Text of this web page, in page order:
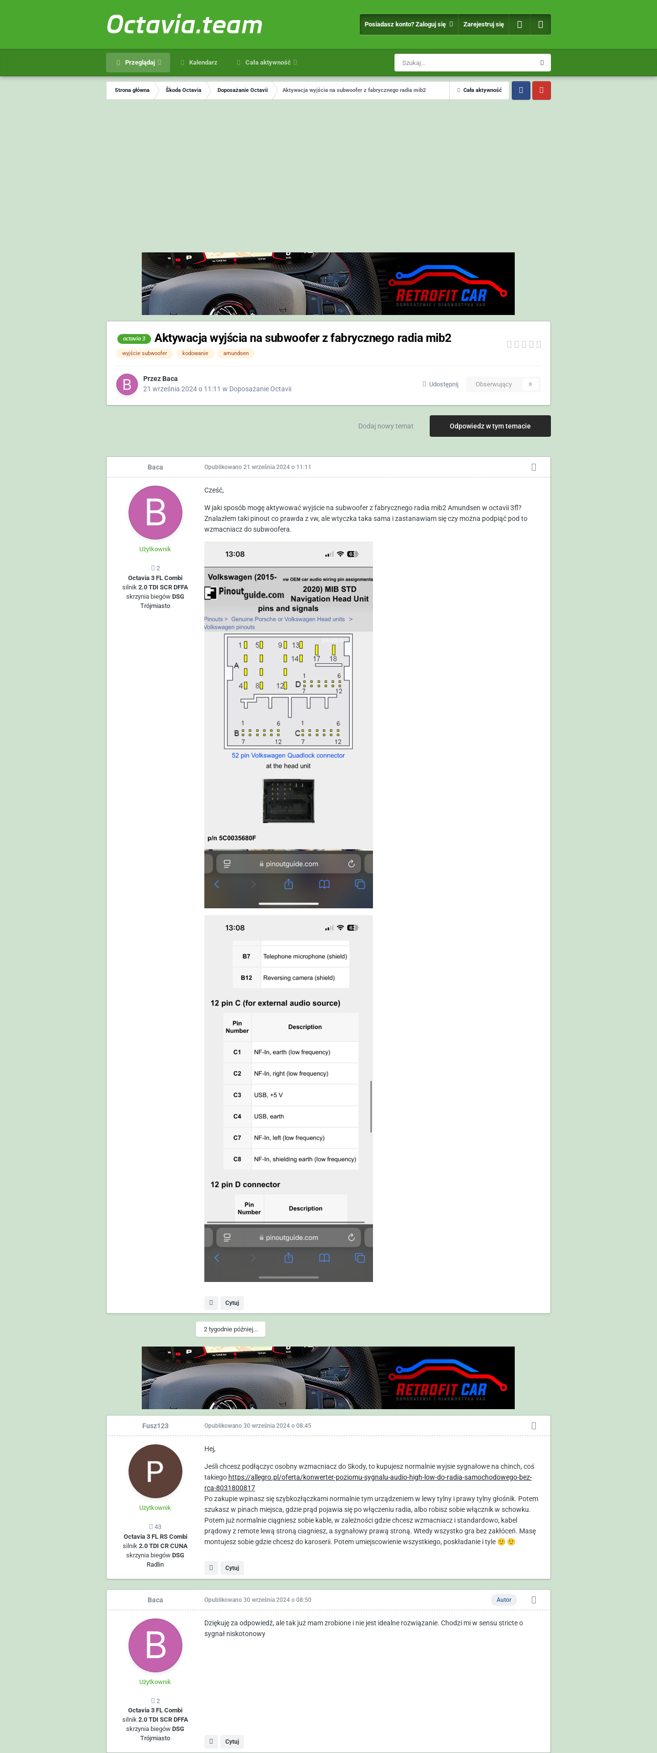
Octavia.team Posiadasz konto? Zaloguj się Zarejestruj się
Przeglądaj Kalendarz Cała aktywność
Cała aktywność
Strona główna Škoda Octavia Doposażanie Octavii Aktywacja wyjścia na subwoofer z fabrycznego radia mib2
octavia 3 Aktywacja wyjścia na subwoofer z fabrycznego radia mib2
wyjście subwoofer kodowanie amundsen
Przez Baca
21 września 2024 o 11:11 w Doposażanie Octavii
Udostępnij Obserwujący 0
Odpowiedz w tym temacie
Dodaj nowy temat
Baca
Użytkownik
2
Octavia 3 FL Combi
silnik2.0 TDI SCR DFFA
skrzynia biegówDSG
Trójmiasto
Opublikowano 21 września 2024 o 11:11
Cześć,
W jaki sposób mogę aktywować wyjście na subwoofer z fabrycznego radia mib2 Amundsen w octavii 3fl?
Znalazłem taki pinout co prawda z vw, ale wtyczka taka sama i zastanawiam się czy można podpiąć pod to
wzmacniacz do subwoofera.
Cytuj
2 tygodnie później...
Fusz123
Użytkownik
43
Octavia 3 FL RS Combi
silnik2.0 TDI CR CUNA
skrzynia biegówDSG
Radlin
Opublikowano 30 września 2024 o 08:45
Hej,
Jeśli chcesz podłączyc osobny wzmacniacz do Skody, to kupujesz normalnie wyjsie sygnałowe na chinch, coś
takiego https://allegro.pl/oferta/konwerter-poziomu-sygnalu-audio-high-low-do-radia-samochodowego-bez-
rca-8031800817
Po zakupie wpinasz się szybkozłączkami normalnie tym urządzeniem w lewy tylny i prawy tylny głośnik. Potem
szukasz w pinach miejsca, gdzie prąd pojawia się po włączeniu radia, albo robisz sobie włącznik w schowku.
Potem już normalnie ciągniesz sobie kable, w zależności gdzie chcesz wzmacniacz i standardowo, kabel
prądowy z remote lewą stroną ciagniesz, a sygnałowy prawą stroną. Wtedy wszystko gra bez zakłóceń. Masę
montujesz sobie gdzie chcesz do karoserii. Potem umiejscowienie wszystkiego, poskładanie i tyle 🙂 🙂
Cytuj
Baca
Użytkownik
2
Octavia 3 FL Combi
silnik2.0 TDI SCR DFFA
skrzynia biegówDSG
Trójmiasto
Autor
Opublikowano 30 września 2024 o 08:50
Dziękuję za odpowiedź, ale tak już mam zrobione i nie jest idealne rozwiązanie. Chodzi mi w sensu stricte o
sygnał niskotonowy
Cytuj